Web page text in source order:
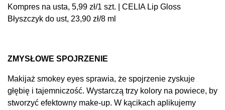
Kompres na usta, 5,99 zł/1 szt. | CELIA Lip Gloss
Błyszczyk do ust, 23,90 zł/8 ml
ZMYSŁOWE SPOJRZENIE
Makijaż smokey eyes sprawia, że spojrzenie zyskuje
głębię i tajemniczość. Wystarczą trzy kolory na powiece, by
stworzyć efektowny make-up. W kącikach aplikujemy